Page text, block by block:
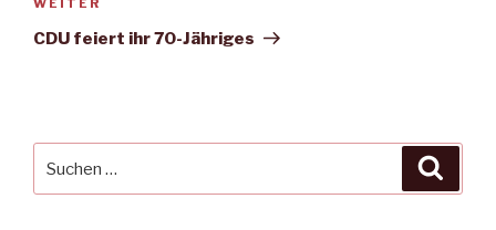
Nächster
Beitrag
CDU feiert ihr 70-Jähriges
nach: